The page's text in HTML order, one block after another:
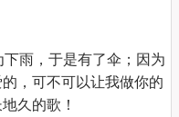
雨，于是有了伞；因为
，可不可以让我做你的
久的歌！